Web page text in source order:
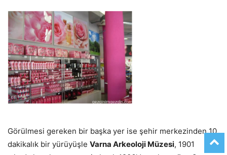
Görülmesi gereken bir başka yer ise şehir merkezinden 10
dakikalık bir yürüyüşle Varna Arkeoloji Müzesi, 1901